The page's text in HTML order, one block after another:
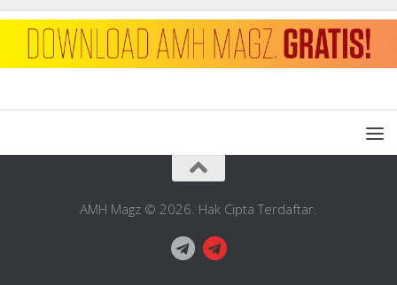
AMH Magz © 2026. Hak Cipta Terdaftar.